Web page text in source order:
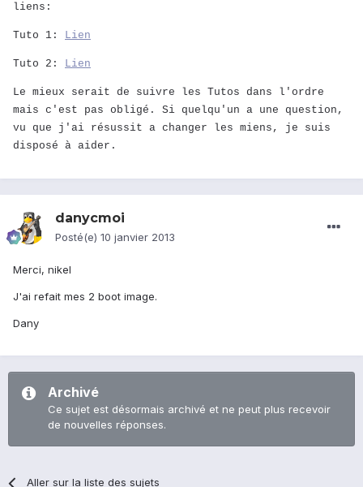
liens:
Tuto 1: Lien
Tuto 2: Lien
Le mieux serait de suivre les Tutos dans l'ordre
mais c'est pas obligé. Si quelqu'un a une question,
vu que j'ai résussit a changer les miens, je suis
disposé à aider.
danycmoi
Posté(e) 10 janvier 2013
Merci, nikel
J'ai refait mes 2 boot image.
Dany
Archivé
Ce sujet est désormais archivé et ne peut plus recevoir
de nouvelles réponses.
Aller sur la liste des sujets